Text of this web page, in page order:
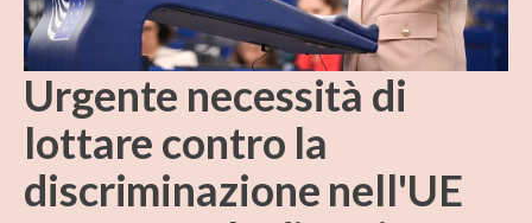
Urgente necessità di
lottare contro la
discriminazione nell'UE